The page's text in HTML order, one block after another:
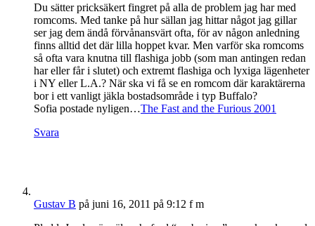
Du sätter pricksäkert fingret på alla de problem jag har med
romcoms. Med tanke på hur sällan jag hittar något jag gillar
ser jag dem ändå förvånansvärt ofta, för av någon anledning
finns alltid det där lilla hoppet kvar. Men varför ska romcoms
så ofta vara knutna till flashiga jobb (som man antingen redan
har eller får i slutet) och extremt flashiga och lyxiga lägenheter
i NY eller L.A.? När ska vi få se en romcom där karaktärerna
bor i ett vanligt jäkla bostadsområde i typ Buffalo?
Sofia postade nyligen…The Fast and the Furious 2001
Svara
Gustav B på juni 16, 2011 på 9:12 f m